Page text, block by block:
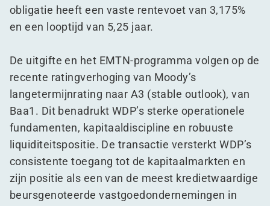
obligatie heeft een vaste rentevoet van 3,175%
en een looptijd van 5,25 jaar.
De uitgifte en het EMTN-programma volgen op de
recente ratingverhoging van Moody’s
langetermijnrating naar A3 (stable outlook), van
Baa1. Dit benadrukt WDP’s sterke operationele
fundamenten, kapitaaldiscipline en robuuste
liquiditeitspositie. De transactie versterkt WDP’s
consistente toegang tot de kapitaalmarkten en
zijn positie als een van de meest kredietwaardige
beursgenoteerde vastgoedondernemingen in